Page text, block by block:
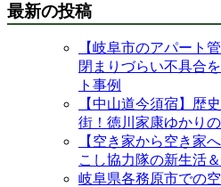
最新の投稿
【岐阜市のアパート
閉まりづらい不具合
ト事例
【中山道今須宿】歴
街！徳川家康ゆかり
【空き家から空き家
こし協力隊の新生活
岐阜県各務原市での